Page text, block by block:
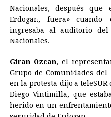
Nacionales, después que
Erdogan, fuera»
ingresaba al auditorio
Nacionales.
Giran Ozcan, el
Grupo de Comunidades del
en la protesta dijo a
Diego Vintimilla, que
herido en un